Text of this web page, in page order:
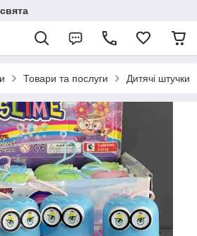
Товари та послуги Дитячі штучки